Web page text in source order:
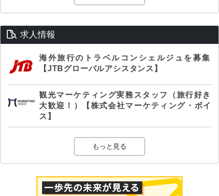
求人情報
海外旅行のトラベルコンシェルジュを募集
【JTBグローバルアシスタンス】
観光マーケティング実務スタッフ（旅行好き
大歓迎！）【株式会社マーケティング・ボイ
ス】
もっと見る